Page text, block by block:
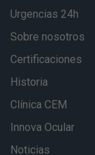
Urgencias 24h
Sobre nosotros
Certificaciones
Historia
Clínica CEM
Innova Ocular
Noticias